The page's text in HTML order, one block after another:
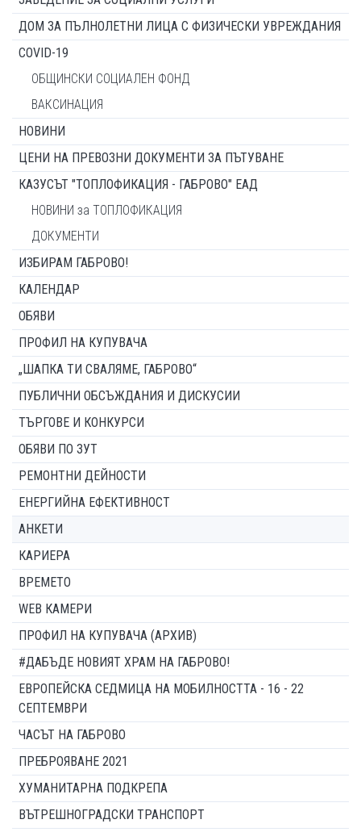
ДОМ ЗА ПЪЛНОЛЕТНИ ЛИЦА С ФИЗИЧЕСКИ УВРЕЖДАНИЯ
COVID-19
ОБЩИНСКИ СОЦИАЛЕН ФОНД
ВАКСИНАЦИЯ
НОВИНИ
ЦЕНИ НА ПРЕВОЗНИ ДОКУМЕНТИ ЗА ПЪТУВАНЕ
КАЗУСЪТ "ТОПЛОФИКАЦИЯ - ГАБРОВО" ЕАД
НОВИНИ за ТОПЛОФИКАЦИЯ
ДОКУМЕНТИ
ИЗБИРАМ ГАБРОВО!
КАЛЕНДАР
ОБЯВИ
ПРОФИЛ НА КУПУВАЧА
„ШАПКА ТИ СВАЛЯМЕ, ГАБРОВО“
ПУБЛИЧНИ ОБСЪЖДАНИЯ И ДИСКУСИИ
ТЪРГОВЕ И КОНКУРСИ
ОБЯВИ ПО ЗУТ
РЕМОНТНИ ДЕЙНОСТИ
ЕНЕРГИЙНА ЕФЕКТИВНОСТ
АНКЕТИ
КАРИЕРА
ВРЕМЕТО
WEB КАМЕРИ
ПРОФИЛ НА КУПУВАЧА (АРХИВ)
#ДАБЪДЕ НОВИЯТ ХРАМ НА ГАБРОВО!
ЕВРОПЕЙСКА СЕДМИЦА НА МОБИЛНОСТТА - 16 - 22
СЕПТЕМВРИ
ЧАСЪТ НА ГАБРОВО
ПРЕБРОЯВАНЕ 2021
ХУМАНИТАРНА ПОДКРЕПА
ВЪТРЕШНОГРАДСКИ ТРАНСПОРТ